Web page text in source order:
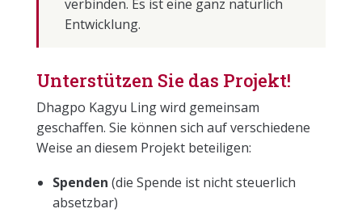
verbinden. Es ist eine ganz natürlich
Entwicklung.
Unterstützen Sie das Projekt!
Dhagpo Kagyu Ling wird gemeinsam
geschaffen. Sie können sich auf verschiedene
Weise an diesem Projekt beteiligen:
Spenden (die Spende ist nicht steuerlich
absetzbar)